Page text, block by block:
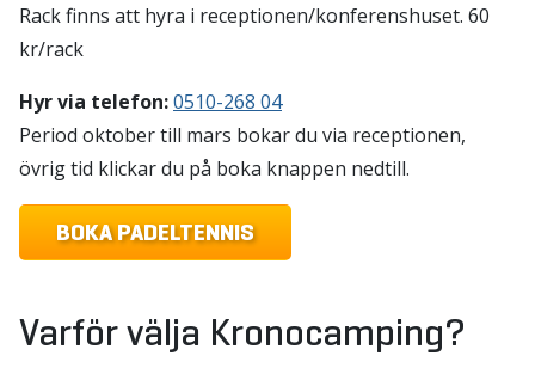
Rack finns att hyra i receptionen/konferenshuset. 60
kr/rack
Hyr via telefon:0510-268 04
Period oktober till mars bokar du via receptionen,
övrig tid klickar du på boka knappen nedtill.
BOKA PADELTENNIS
Varför välja Kronocamping?